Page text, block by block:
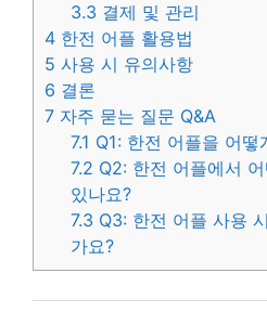
3.3 결제 및 관리
4 한전 어플 활용법
5 사용 시 유의사항
6 결론
7 자주 묻는 질문 Q&A
7.1 Q1: 한전 어플을 어떻
7.2 Q2: 한전 어플에서
있나요?
7.3 Q3: 한전 어플 사용
가요?